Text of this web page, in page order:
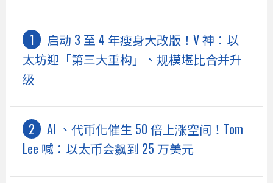
启动 3 至 4 年瘦身大改版！V 神：以
太坊迎「第三大重构」、规模堪比合并升
级
AI 、代币化催生 50 倍上涨空间！Tom
Lee 喊：以太币会飙到 25 万美元